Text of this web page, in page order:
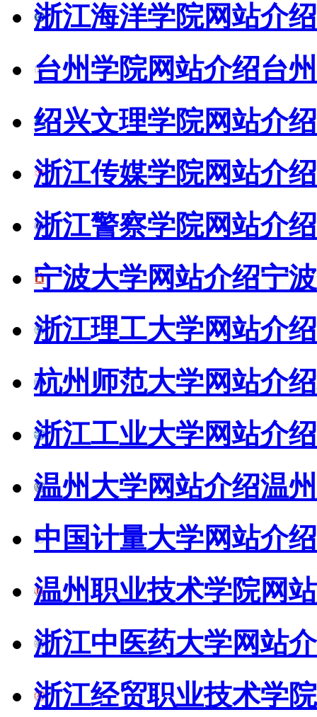
浙江海洋学院网站介绍
台州学院网站介绍台
绍兴文理学院网站介绍
浙江传媒学院网站介绍
浙江警察学院网站介绍
宁波大学网站介绍宁
浙江理工大学网站介绍
杭州师范大学网站介绍
浙江工业大学网站介绍
温州大学网站介绍温
中国计量大学网站介绍
温州职业技术学院网
浙江中医药大学网站
浙江经贸职业技术学